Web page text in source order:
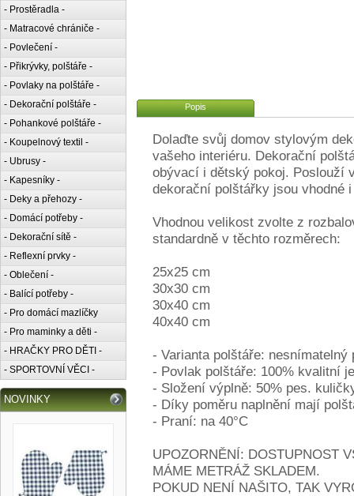
- Prostěradla -
- Matracové chrániče -
- Povlečení -
- Přikrývky, polštáře -
- Povlaky na polštáře -
- Dekorační polštáře -
- Pohankové polštáře -
- Koupelnový textil -
- Ubrusy -
- Kapesníky -
- Deky a přehozy -
- Domácí potřeby -
- Dekorační sítě -
- Reflexní prvky -
- Oblečení -
- Balící potřeby -
- Pro domácí mazlíčky
- Pro maminky a děti -
- HRAČKY PRO DĚTI -
- SPORTOVNÍ VĚCI -
NOVINKY
Popis
Dolaďte svůj domov stylovým
vašeho interiéru. Dekorační
obývací i dětský pokoj. Poslouží
dekorační polštářky jsou vhodné
Vhodnou velikost zvolte z
standardně v těchto rozměrech:
25x25 cm
30x30 cm
30x40 cm
40x40 cm
- Varianta polštáře:
- Povlak polštáře: 100% kvalitní
- Složení výplně: 50% pes.
- Díky poměru naplnění mají
- Praní: na 40°C
UPOZORNĚNÍ: DOSTUPNOST
MÁME METRÁŽ SKLADEM.
POKUD NENÍ NAŠITO, TAK